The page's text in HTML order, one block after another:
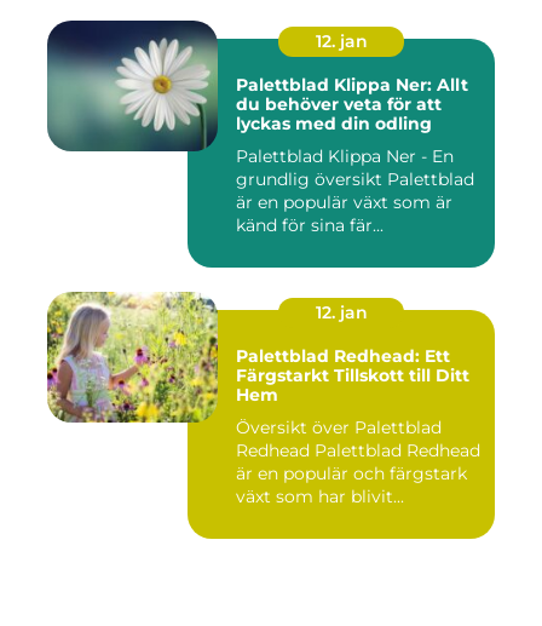
12. jan
Palettblad Klippa Ner: Allt
du behöver veta för att
lyckas med din odling
Palettblad Klippa Ner - En
grundlig översikt Palettblad
är en populär växt som är
känd för sina fär...
12. jan
Palettblad Redhead: Ett
Färgstarkt Tillskott till Ditt
Hem
Översikt över Palettblad
Redhead Palettblad Redhead
är en populär och färgstark
växt som har blivit...